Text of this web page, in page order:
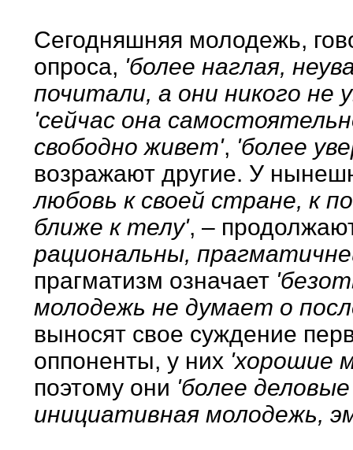
Сегодняшняя молодежь,
опроса, 'более наглая,
почитали, а они никого не
'сейчас она
свободно живет', 'более
возражают другие. У
любовь к своей стране, к
ближе к телу', –
рациональны,
прагматизм означает
молодежь не думает о
выносят свое суждение
оппоненты, у них 'хорошие
поэтому они 'более
инициативная молодежь,